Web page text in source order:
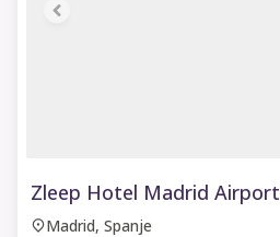
Zleep Hotel Madrid Airport
Madrid, Spanje